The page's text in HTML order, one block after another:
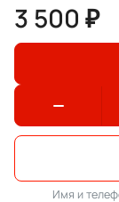
3 500 ₽
Имя и